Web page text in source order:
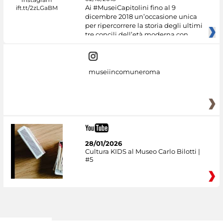
Ai #MuseiCapitolini fino al 9
dicembre 2018 un’occasione unica
per ripercorrere la storia degli ultimi
tre concili dell’età moderna con
museiincomuneroma
28/01/2026
Cultura KIDS al Museo Carlo Bilotti |
#5